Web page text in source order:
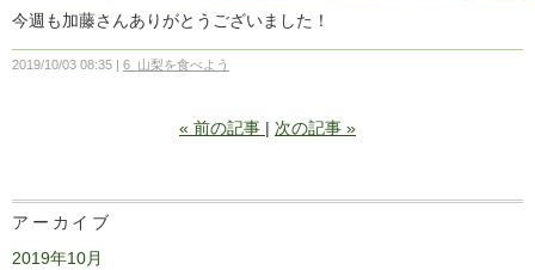
今週も加藤さんありがとうございました！
2019/10/03 08:35 6_山梨を食べよう
« 前の記事 次の記事 »
アーカイブ
2019年10月